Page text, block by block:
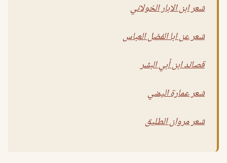
شعر ابن الابار الخولاني
شعر عن ابا الفضل العباس
قصائد ابن أبي البشر
شعر عمارة اليمني
شعر مروان الطليق